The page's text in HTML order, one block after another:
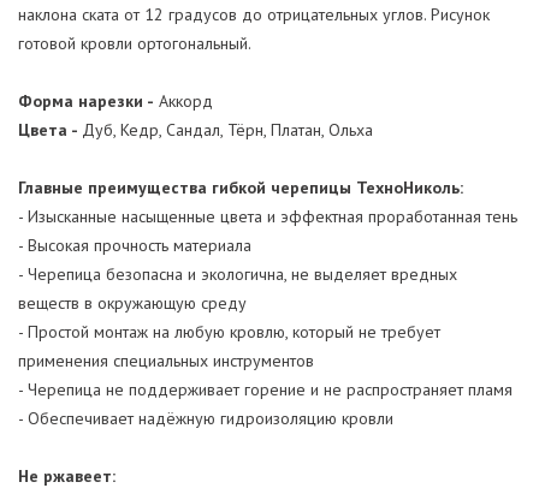
наклона ската от 12 градусов до отрицательных углов. Рисунок
готовой кровли ортогональный.
Форма нарезки - Аккорд
Цвета - Дуб, Кедр, Сандал, Тёрн, Платан, Ольха
Главные преимущества гибкой черепицы ТехноНиколь:
- Изысканные насыщенные цвета и эффектная проработанная тень
- Высокая прочность материала
- Черепица безопасна и экологична, не выделяет вредных
веществ в окружающую среду
- Простой монтаж на любую кровлю, который не требует
применения специальных инструментов
- Черепица не поддерживает горение и не распространяет пламя
- Обеспечивает надёжную гидроизоляцию кровли
Не ржавеет: